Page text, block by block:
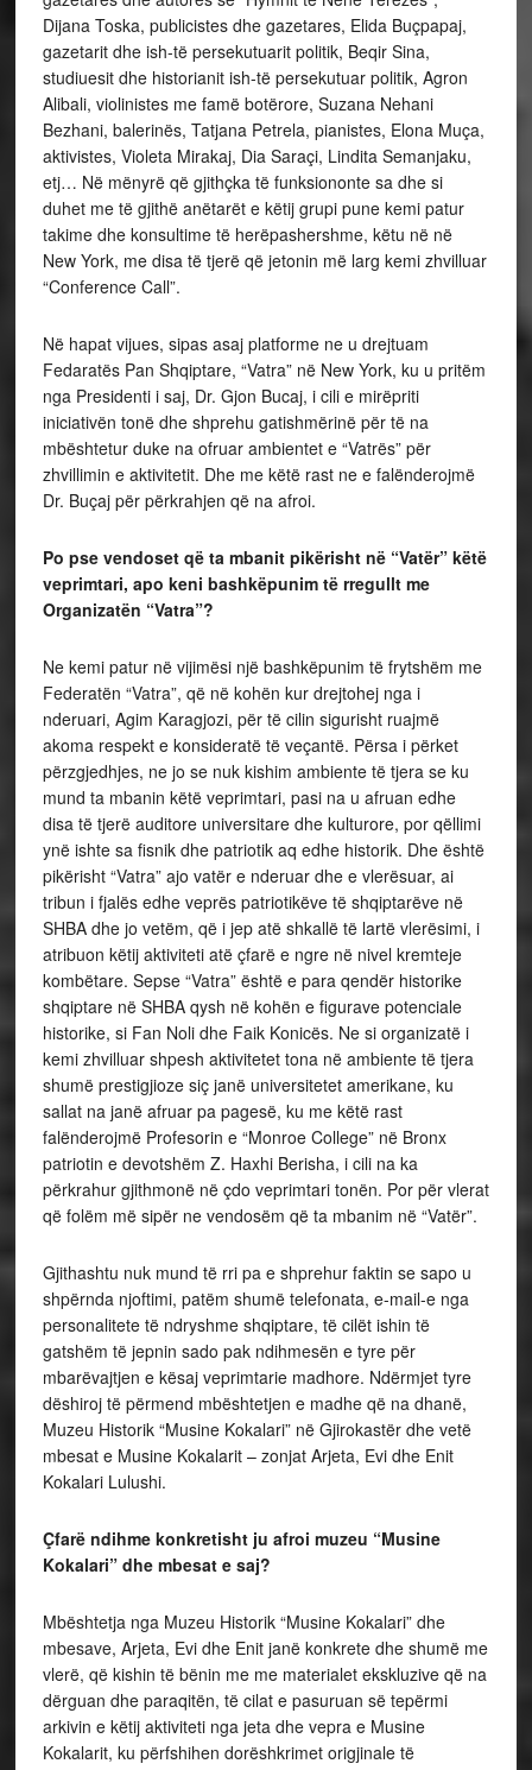
Dijana Toska, publicistes dhe gazetares, Elida Buçpapaj,
gazetarit dhe ish-të persekutuarit politik, Beqir Sina,
studiuesit dhe historianit ish-të persekutuar politik, Agron
Alibali, violinistes me famë botërore, Suzana Nehani
Bezhani, balerinës, Tatjana Petrela, pianistes, Elona Muça,
aktivistes, Violeta Mirakaj, Dia Saraçi, Lindita Semanjaku,
etj… Në mënyrë që gjithçka të funksiononte sa dhe si
duhet me të gjithë anëtarët e këtij grupi pune kemi patur
takime dhe konsultime të herëpashershme, këtu në në
New York, me disa të tjerë që jetonin më larg kemi zhvilluar
“Conference Call”.
Në hapat vijues, sipas asaj platforme ne u drejtuam
Fedaratës Pan Shqiptare, “Vatra” në New York, ku u pritëm
nga Presidenti i saj, Dr. Gjon Bucaj, i cili e mirëpriti
iniciativën tonë dhe shprehu gatishmërinë për të na
mbështetur duke na ofruar ambientet e “Vatrës” për
zhvillimin e aktivitetit. Dhe me këtë rast ne e falënderojmë
Dr. Buçaj për përkrahjen që na afroi.
Po pse vendoset që ta mbanit pikërisht në “Vatër” këtë
veprimtari, apo keni bashkëpunim të rregullt me
Organizatën “Vatra”?
Ne kemi patur në vijimësi një bashkëpunim të frytshëm me
Federatën “Vatra”, që në kohën kur drejtohej nga i
nderuari, Agim Karagjozi, për të cilin sigurisht ruajmë
akoma respekt e konsideratë të veçantë. Përsa i përket
përzgjedhjes, ne jo se nuk kishim ambiente të tjera se ku
mund ta mbanin këtë veprimtari, pasi na u afruan edhe
disa të tjerë auditore universitare dhe kulturore, por qëllimi
ynë ishte sa fisnik dhe patriotik aq edhe historik. Dhe është
pikërisht “Vatra” ajo vatër e nderuar dhe e vlerësuar, ai
tribun i fjalës edhe veprës patriotikëve të shqiptarëve në
SHBA dhe jo vetëm, që i jep atë shkallë të lartë vlerësimi, i
atribuon këtij aktiviteti atë çfarë e ngre në nivel kremteje
kombëtare. Sepse “Vatra” është e para qendër historike
shqiptare në SHBA qysh në kohën e figurave potenciale
historike, si Fan Noli dhe Faik Konicës. Ne si organizatë i
kemi zhvilluar shpesh aktivitetet tona në ambiente të tjera
shumë prestigjioze siç janë universitetet amerikane, ku
sallat na janë afruar pa pagesë, ku me këtë rast
falënderojmë Profesorin e “Monroe College” në Bronx
patriotin e devotshëm Z. Haxhi Berisha, i cili na ka
përkrahur gjithmonë në çdo veprimtari tonën. Por për vlerat
që folëm më sipër ne vendosëm që ta mbanim në “Vatër”.
Gjithashtu nuk mund të rri pa e shprehur faktin se sapo u
shpërnda njoftimi, patëm shumë telefonata, e-mail-e nga
personalitete të ndryshme shqiptare, të cilët ishin të
gatshëm të jepnin sado pak ndihmesën e tyre për
mbarëvajtjen e kësaj veprimtarie madhore. Ndërmjet tyre
dëshiroj të përmend mbështetjen e madhe që na dhanë,
Muzeu Historik “Musine Kokalari” në Gjirokastër dhe vetë
mbesat e Musine Kokalarit – zonjat Arjeta, Evi dhe Enit
Kokalari Lulushi.
Çfarë ndihme konkretisht ju afroi muzeu “Musine
Kokalari” dhe mbesat e saj?
Mbështetja nga Muzeu Historik “Musine Kokalari” dhe
mbesave, Arjeta, Evi dhe Enit janë konkrete dhe shumë me
vlerë, që kishin të bënin me me materialet ekskluzive që na
dërguan dhe paraqitën, të cilat e pasuruan së tepërmi
arkivin e këtij aktiviteti nga jeta dhe vepra e Musine
Kokalarit, ku përfshihen dorëshkrimet origjinale të